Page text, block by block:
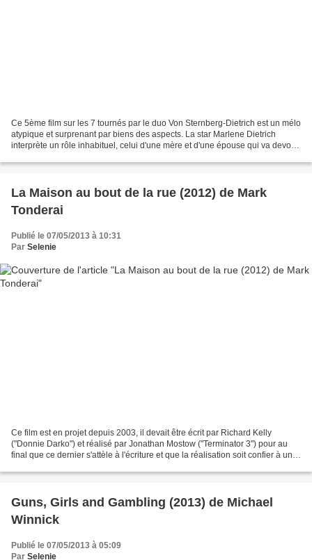
Ce 5ème film sur les 7 tournés par le duo Von Sternberg-Dietrich est un mélo
atypique et surprenant par biens des aspects. La star Marlene Dietrich
interprète un rôle inhabituel, celui d'une mère et d'une épouse qui va devoir
La Maison au bout de la rue (2012) de Mark
Tonderai
Publié le 07/05/2013 à 10:31
Par Selenie
Ce film est en projet depuis 2003, il devait être écrit par Richard Kelly
("Donnie Darko") et réalisé par Jonathan Mostow ("Terminator 3") pour au
final que ce dernier s'attèle à l'écriture et que la réalisation soit confier à un
Guns, Girls and Gambling (2013) de Michael
Winnick
Publié le 07/05/2013 à 05:09
Par Selenie